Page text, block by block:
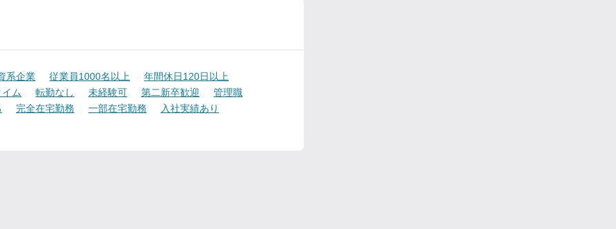
系企業 従業員1000名以上
年間休日120日以上
ム 転勤なし 未経験可 第二新卒歓迎
管理職
完全在宅勤務 一部在宅勤務
入社実績あり